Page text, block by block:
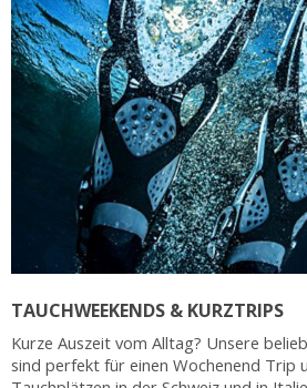
TAUCHWEEKENDS & KURZTRIPS
Kurze Auszeit vom Alltag? Unsere
sind perfekt für einen Wochenend Trip